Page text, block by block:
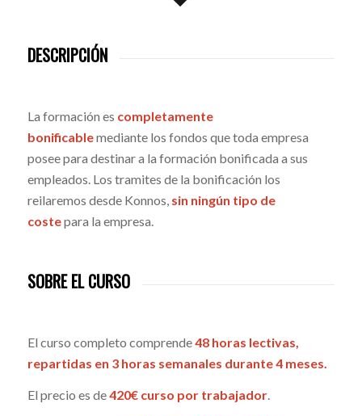
DESCRIPCIÓN
La formación es completamente
bonificablemediante los fondos que toda empresa
posee para destinar a la formación bonificada a sus
empleados. Los tramites de la bonificación los
reilaremos desde Konnos, sin ningún tipo de
costepara la empresa.
SOBRE EL CURSO
El curso completo comprende48 horas lectivas,
repartidas en 3 horas semanales durante 4 meses.
El precio es de420€ curso por trabajador.